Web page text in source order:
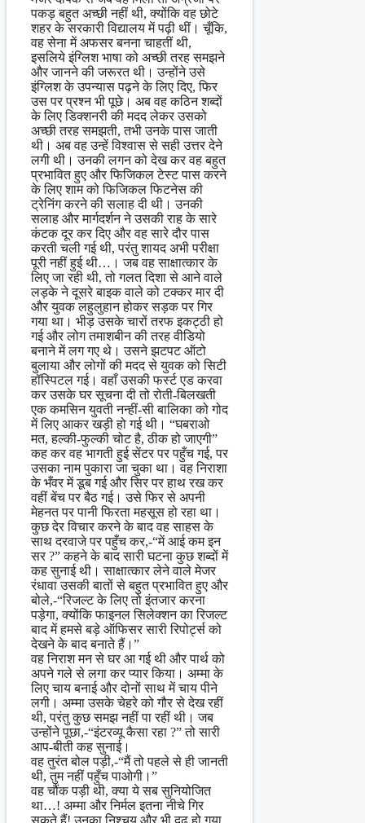
पकड़ बहुत अच्छी नहीं थी, क्योंकि वह छोटे
शहर के सरकारी विद्यालय में पढ़ी थीं। चूँकि,
वह सेना में अफसर बनना चाहतीं थी,
इसलिये इंग्लिश भाषा को अच्छी तरह समझने
और जानने की जरूरत थी। उन्होंने उसे
इंग्लिश के उपन्यास पढ़ने के लिए दिए, फिर
उस पर प्रश्न भी पूछे। अब वह कठिन शब्दों
के लिए डिक्शनरी की मदद लेकर उसको
अच्छी तरह समझती, तभी उनके पास जाती
थी। अब वह उन्हें विश्वास से सही उत्तर देने
लगी थी। उनकी लगन को देख कर वह बहुत
प्रभावित हुए और फिजिकल टेस्ट पास करने
के लिए शाम को फिजिकल फिटनेस की
ट्रेनिंग करने की सलाह दी थी। उनकी
सलाह और मार्गदर्शन ने उसकी राह के सारे
कंटक दूर कर दिए और वह सारे दौर पास
करती चली गई थी, परंतु शायद अभी परीक्षा
पूरी नहीं हुई थी…। जब वह साक्षात्कार के
लिए जा रही थी, तो गलत दिशा से आने वाले
लड़के ने दूसरे बाइक वाले को टक्कर मार दी
और युवक लहुलुहान होकर सड़क पर गिर
गया था। भीड़ उसके चारों तरफ इकट्ठी हो
गई और लोग तमाशबीन की तरह वीडियो
बनाने में लग गए थे। उसने झटपट ऑटो
बुलाया और लोगों की मदद से युवक को सिटी
हॉस्पिटल गई। वहाँ उसकी फर्स्ट एड करवा
कर उसके घर सूचना दी तो रोती-बिलखती
एक कमसिन युवती नन्हीं-सी बालिका को गोद
में लिए आकर खड़ी हो गई थी। “घबराओ
मत, हल्की-फुल्की चोट है, ठीक हो जाएगी”
कह कर वह भागती हुई सेंटर पर पहुँच गई, पर
उसका नाम पुकारा जा चुका था। वह निराशा
के भँवर में डूब गई और सिर पर हाथ रख कर
वहीं बेंच पर बैठ गई। उसे फिर से अपनी
मेहनत पर पानी फिरता महसूस हो रहा था।
कुछ देर विचार करने के बाद वह साहस के
साथ दरवाजे पर पहुँच कर,-“में आई कम इन
सर ?” कहने के बाद सारी घटना कुछ शब्दों में
कह सुनाई थी। साक्षात्कार लेने वाले मेजर
रंधावा उसकी बातों से बहुत प्रभावित हुए और
बोले,-“रिजल्ट के लिए तो इंतजार करना
पड़ेगा, क्योंकि फाइनल सिलेक्शन का रिजल्ट
बाद में हमसे बड़े ऑफिसर सारी रिपोर्ट्स को
देखने के बाद बनाते हैं।”
वह निराश मन से घर आ गई थी और पार्थ को
अपने गले से लगा कर प्यार किया। अम्मा के
लिए चाय बनाई और दोनों साथ में चाय पीने
लगी। अम्मा उसके चेहरे को गौर से देख रहीं
थी, परंतु कुछ समझ नहीं पा रहीं थी। जब
उन्होंने पूछा,-“इंटरव्यू कैसा रहा ?” तो सारी
आप-बीती कह सुनाई।
वह तुरंत बोल पड़ी,-“मैं तो पहले से ही जानती
थी, तुम नहीं पहुँच पाओगी।”
वह चौंक पड़ी थी, क्या ये सब सुनियोजित
था…! अम्मा और निर्मल इतना नीचे गिर